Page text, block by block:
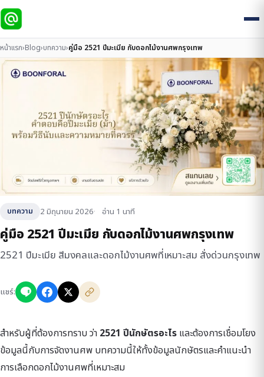
หน้าแรก›Blog›บทความ›คู่มือ 2521 ปีมะเมีย กับดอกไม้งานศพกรุงเทพ
บทความ 2 มิถุนายน 2026 อ่าน 1 นาที
คู่มือ 2521 ปีมะเมีย กับดอกไม้งานศพกรุงเทพ
2521 ปีมะเมีย สีมงคลและดอกไม้งานศพที่เหมาะสม สั่งด่วนกรุงเทพ
แชร์:
สำหรับผู้ที่ต้องการทราบ ว่า 2521 ปีนักษัตรอะไร และต้องการเชื่อมโยง
ข้อมูลนี้กับการจัดงานศพ บทความนี้ให้ทั้งข้อมูลนักษัตรและคำแนะนำ
การเลือกดอกไม้งานศพที่เหมาะสม